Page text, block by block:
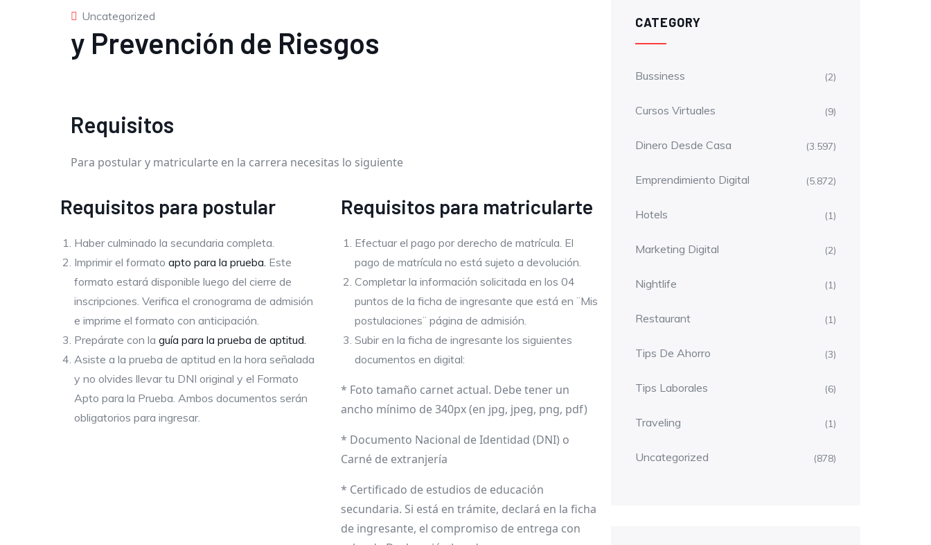
Uncategorized
y Prevención de Riesgos
Requisitos
Para postular y matricularte en la carrera necesitas lo siguiente
Requisitos para postular
Haber culminado la secundaria completa.
Imprimir el formato apto para la prueba. Este
formato estará disponible luego del cierre de
inscripciones. Verifica el cronograma de admisión
e imprime el formato con anticipación.
Prepárate con la guía para la prueba de aptitud.
Asiste a la prueba de aptitud en la hora señalada
y no olvides llevar tu DNI original y el Formato
Apto para la Prueba. Ambos documentos serán
obligatorios para ingresar.
Requisitos para matricularte
Efectuar el pago por derecho de matrícula. El
pago de matrícula no está sujeto a devolución.
Completar la información solicitada en los 04
puntos de la ficha de ingresante que está en ¨Mis
postulaciones¨ página de admisión.
Subir en la ficha de ingresante los siguientes
documentos en digital:
* Foto tamaño carnet actual. Debe tener un
ancho mínimo de 340px (en jpg, jpeg, png, pdf)
* Documento Nacional de Identidad (DNI) o
Carné de extranjería
* Certificado de estudios de educación
secundaria. Si está en trámite, declará en la ficha
de ingresante, el compromiso de entrega con
CATEGORY
Bussiness (2)
Cursos Virtuales (9)
Dinero Desde Casa (3.597)
Emprendimiento Digital (5.872)
Hotels (1)
Marketing Digital (2)
Nightlife (1)
Restaurant (1)
Tips De Ahorro (3)
Tips Laborales (6)
Traveling (1)
Uncategorized (878)